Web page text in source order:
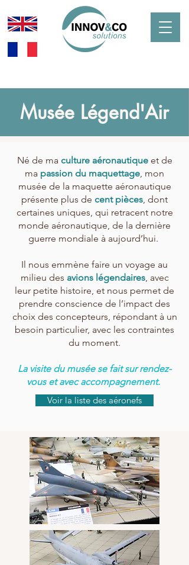
Musée Légend'Air
Né de ma culture aéronautiqueet de
ma passion du maquettage, mon
musée de la maquette aéronautique
présente plus de cent pièces, dont
certaines uniques, qui retracent notre
monde aéronautique, de la dernière
guerre mondiale à aujourd’hui.
Il nous emmène faire un voyage au
milieu des avions légendaires, avec
leur petite histoire, et nous permet de
prendre conscience de l’impact des
choix des concepteurs, répondant à un
besoin particulier, avec les contraintes
du moment.
La visite du musée se fait sur rendez-
vous et avec accompagnement.
Voir la liste des aéronefs